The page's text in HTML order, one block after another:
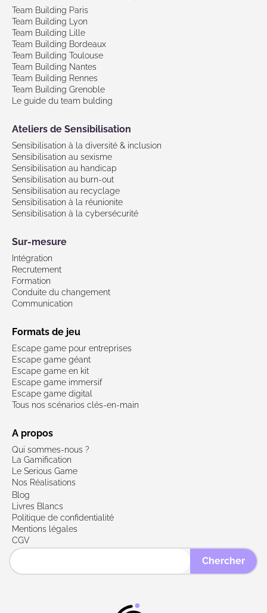
Team Building Paris
Team Building Lyon
Team Building Lille
Team Building Bordeaux
Team Building Toulouse
Team Building Nantes
Team Building Rennes
Team Building Grenoble
Le guide du team bulding
Ateliers de Sensibilisation
Sensibilisation à la diversité & inclusion
Sensibilisation au sexisme
Sensibilisation au handicap
Sensibilisation au burn-out
Sensibilisation au recyclage
Sensibilisation à la réunionite
Sensibilisation à la cybersécurité
Sur-mesure
Intégration
Recrutement
Formation
Conduite du changement
Communication
Formats de jeu
Escape game pour entreprises
Escape game géant
Escape game en kit
Escape game immersif
Escape game digital
Tous nos scénarios clés-en-main
A propos
Qui sommes-nous ?
La Gamification
Le Serious Game
Nos Réalisations
Blog
Livres Blancs
Politique de confidentialité
Mentions légales
CGV